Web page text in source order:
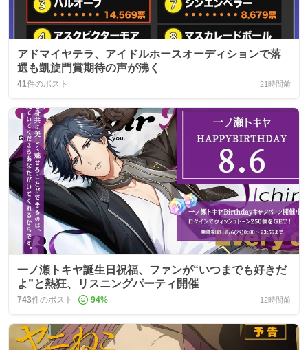
アドマイヤテラ、アイドルホースオーディションで落
選も凱旋門賞期待の声が沸く
41件のポスト 21時間前
一ノ瀬トキヤ誕生日祝福、ファンが“いつまでも好きだ
よ”と熱狂、リスニングパーティ開催
743件のポスト 94% 12時間前